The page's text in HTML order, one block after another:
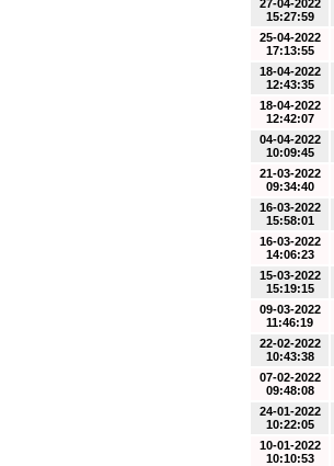
27-04-2022
15:27:59
25-04-2022
17:13:55
18-04-2022
12:43:35
18-04-2022
12:42:07
04-04-2022
10:09:45
21-03-2022
09:34:40
16-03-2022
15:58:01
16-03-2022
14:06:23
15-03-2022
15:19:15
09-03-2022
11:46:19
22-02-2022
10:43:38
07-02-2022
09:48:08
24-01-2022
10:22:05
10-01-2022
10:10:53